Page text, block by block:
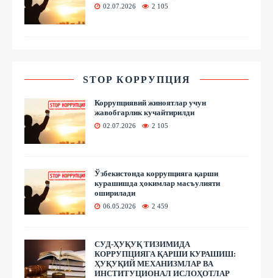
02.07.2026 2 105
STOP КОРРУПЦИЯ
Коррупциявий жиноятлар учун
жавобгарлик кучайтирилди
02.07.2026 2 105
Ўзбекистонда коррупцияга қарши
курашишда ҳокимлар масъулияти
оширилади
06.05.2026 2 459
СУД-ҲУҚУҚ ТИЗИМИДА
КОРРУПЦИЯГА ҚАРШИ КУРАШИШ:
ҲУҚУҚИЙ МЕХАНИЗМЛАР ВА
ИНСТИТУЦИОНАЛ ИСЛОҲОТЛАР